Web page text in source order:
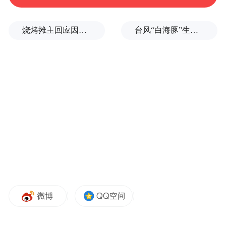
烧烤摊主回应因撞脸张雪峰走红 台风“白海豚”生命史是普通台风3倍以上，环流直径达1300公里